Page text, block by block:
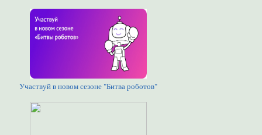
Участвуй в новом сезоне "Битва роботов"